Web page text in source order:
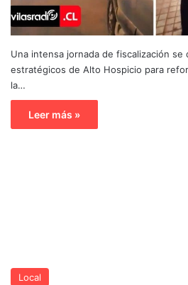
Una intensa jornada de fiscalización
estratégicos de Alto Hospicio para
la…
Leer más »
Local